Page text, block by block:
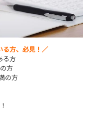
る方、必見！／
る方
方
の方